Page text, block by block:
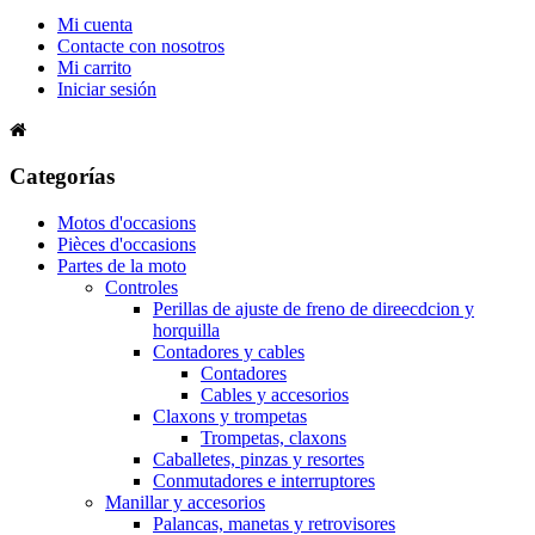
Mi cuenta
Contacte con nosotros
Mi carrito
Iniciar sesión
Categorías
Motos d'occasions
Pièces d'occasions
Partes de la moto
Controles
Perillas de ajuste de freno de direecdcion y
horquilla
Contadores y cables
Contadores
Cables y accesorios
Claxons y trompetas
Trompetas, claxons
Caballetes, pinzas y resortes
Conmutadores e interruptores
Manillar y accesorios
Palancas, manetas y retrovisores